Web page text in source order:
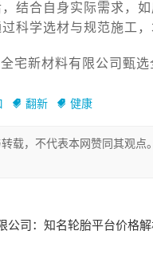
结合自身实际需求，
科学选材与规范施工
宅新材料有限公司甄
翻新 健康
载，不代表本网赞同其观
公司：知名轮胎平台价格